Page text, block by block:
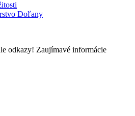
Doľany
odkazy! Zaujímavé informácie